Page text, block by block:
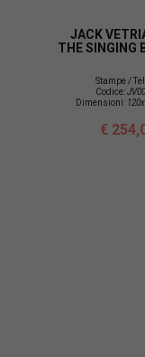
JACK
THE SINGING
Stampe /
Codice:
Dimensioni:
€